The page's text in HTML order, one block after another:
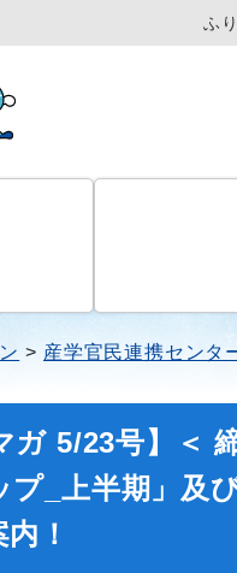
ふ
産学官民連携センタ
ガ 5/23号】＜
プ_上半期」及
！